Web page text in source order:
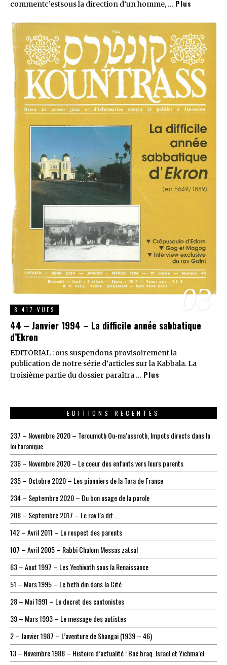
commentc’estsous la direction d’un homme, … Plus
8 417 VUES 03
44 – Janvier 1994 – La difficile année sabbatique
d’Ekron
EDITORIAL : ous suspendons provisoirement la
publication de notre série d’articles sur la Kabbala. La
troisième partie du dossier paraîtra … Plus
EDITIONS RECENTES
237 – Novembre 2020 – Teroumoth Ou-ma’assroth, Impots directs dans la
loi toranique
236 – Novembre 2020 – Le coeur des enfants vers leurs parents
235 – Octobre 2020 – Les pionniers de la Tora de France
234 – Septembre 2020 – Du bon usage de la parole
208 – Septembre 2017 – Le rav l’a dit….
142 – Avril 2011 – Le respect des parents
107 – Avril 2005 – Rabbi Chalom Messas zatsal
63 – Aout 1997 – Les Yechivoth sous la Renaissance
51 – Mars 1995 – Le beth din dans la Cité
28 – Mai 1991 – Le decret des cantonistes
39 – Mars 1993 – Le message des autistes
2 – Janvier 1987 – L’aventure de Shangai (1939 – 46)
13 – Novembre 1988 – Histoire d’actualité : Bné braq. Israel et Yichma’el